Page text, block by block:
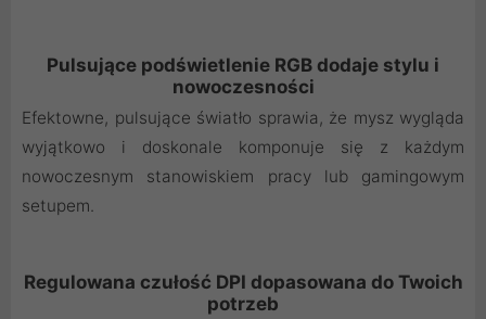
Pulsujące podświetlenie RGB dodaje stylu i
nowoczesności
Efektowne, pulsujące światło sprawia, że mysz wygląda
wyjątkowo i doskonale komponuje się z każdym
nowoczesnym stanowiskiem pracy lub gamingowym
setupem.
Regulowana czułość DPI dopasowana do Twoich
potrzeb